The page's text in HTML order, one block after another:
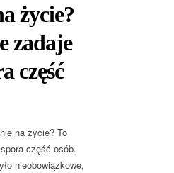
życie?
zadaje
część
na życie? To
część osób.
nieobowiązkowe,